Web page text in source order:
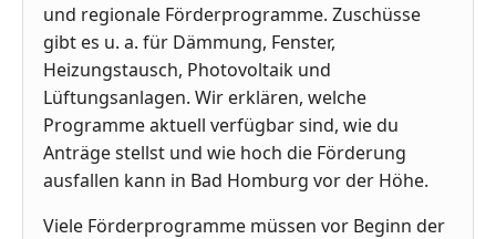
und regionale Förderprogramme. Zuschüsse
gibt es u. a. für Dämmung, Fenster,
Heizungstausch, Photovoltaik und
Lüftungsanlagen. Wir erklären, welche
Programme aktuell verfügbar sind, wie du
Anträge stellst und wie hoch die Förderung
ausfallen kann in Bad Homburg vor der Höhe.
Viele Förderprogramme müssen vor Beginn der